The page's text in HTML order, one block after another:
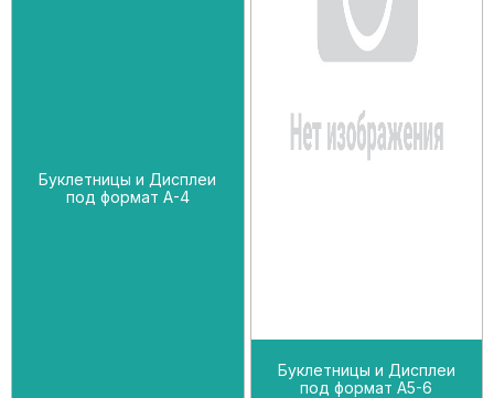
Буклетницы и Дисплеи
под формат А-4
Буклетницы и Дисплеи
под формат А5-6